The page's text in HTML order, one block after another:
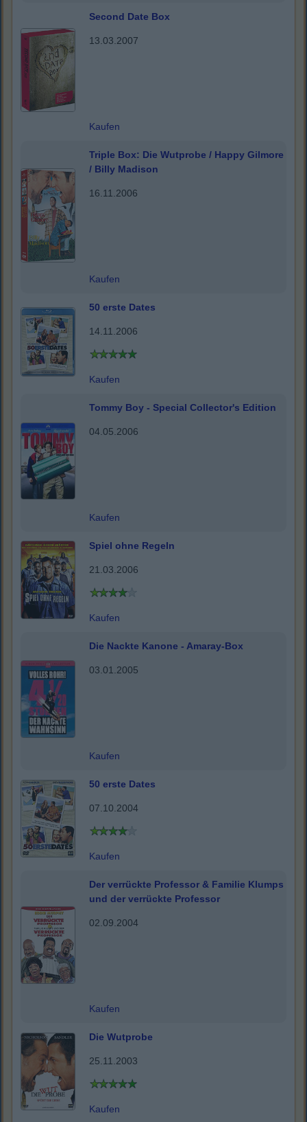
Second Date Box
13.03.2007
Kaufen
Triple Box: Die Wutprobe / Happy Gilmore
/ Billy Madison
16.11.2006
Kaufen
50 erste Dates
14.11.2006
Kaufen
Tommy Boy - Special Collector's Edition
04.05.2006
Kaufen
Spiel ohne Regeln
21.03.2006
Kaufen
Die Nackte Kanone - Amaray-Box
03.01.2005
Kaufen
50 erste Dates
07.10.2004
Kaufen
Der verrückte Professor & Familie Klumps
und der verrückte Professor
02.09.2004
Kaufen
Die Wutprobe
25.11.2003
Kaufen